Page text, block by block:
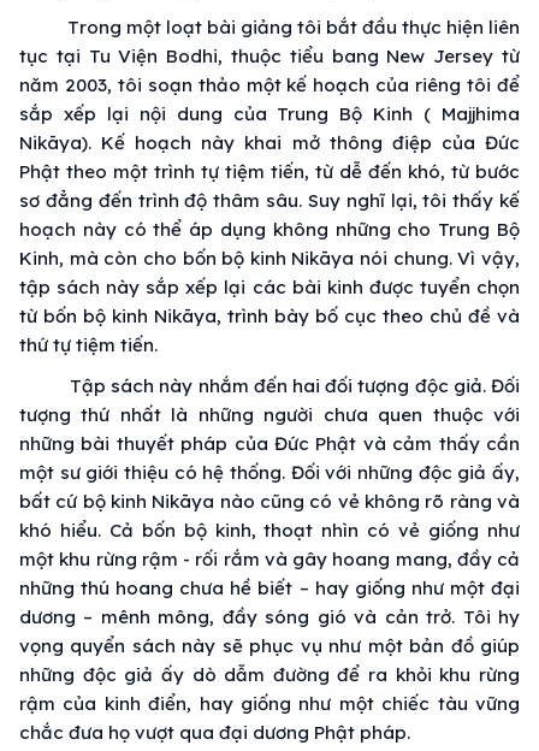
Trong một loạt bài giảng tôi bắt đầu thực hiện liên
tục tại Tu Viện Bodhi, thuộc tiểu bang New Jersey từ
năm 2003, tôi soạn thảo một kế hoạch của riêng tôi để
sắp xếp lại nội dung của Trung Bộ Kinh ( Majjhima
Nikāya). Kế hoạch này khai mở thông điệp của Đức
Phật theo một trình tự tiệm tiến, từ dễ đến khó, từ bước
sơ đẳng đến trình độ thâm sâu. Suy nghĩ lại, tôi thấy kế
hoạch này có thể áp dụng không những cho Trung Bộ
Kinh, mà còn cho bốn bộ kinh Nikāya nói chung. Vì vậy,
tập sách này sắp xếp lại các bài kinh được tuyển chọn
từ bốn bộ kinh Nikāya, trình bày bố cục theo chủ đề và
thứ tự tiệm tiến.
Tập sách này nhắm đến hai đối tượng độc giả. Đối
tượng thứ nhất là những người chưa quen thuộc với
những bài thuyết pháp của Đức Phật và cảm thấy cần
một sư giới thiệu có hệ thống. Đối với những độc giả ấy,
bất cứ bộ kinh Nikāya nào cũng có vẻ không rõ ràng và
khó hiểu. Cả bốn bộ kinh, thoạt nhìn có vẻ giống như
một khu rừng rậm - rối rắm và gây hoang mang, đầy cả
những thú hoang chưa hề biết – hay giống như một đại
dương – mênh mông, đầy sóng gió và cản trở. Tôi hy
vọng quyển sách này sẽ phục vụ như một bản đồ giúp
những độc giả ấy dò dẫm đường để ra khỏi khu rừng
rậm của kinh điển, hay giống như một chiếc tàu vững
chắc đưa họ vượt qua đại dương Phật pháp.